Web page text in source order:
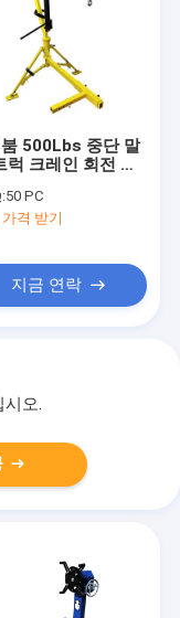
500Lbs 중단 말
럭 크레인 회전 승
50 PC
격 받기
지금 연락
시오.